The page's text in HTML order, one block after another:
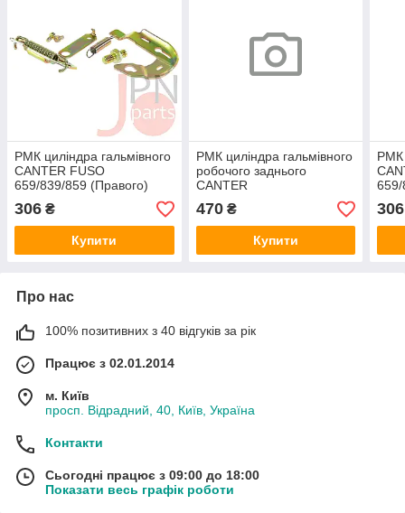
РМК циліндра гальмівного
CANTER FUSO
659/839/859 (Правого)
PROPER
306 ₴
Купити
РМК циліндра гальмівного
робочого заднього
CANTER
FE331/434//441/444/635
(4+4) TLG
470₴
Купити
РМК
659/
306
Про нас
100% позитивних з 40 відгуків за рік
Працює з 02.01.2014
м. Київ
просп. Відрадний, 40, Київ, Україна
Контакти
Сьогодні працює з 09:00 до 18:00
Показати весь графік роботи